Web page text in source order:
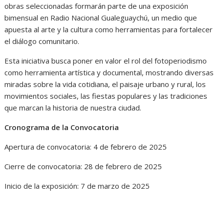
obras seleccionadas formarán parte de una exposición
bimensual en Radio Nacional Gualeguaychú, un medio que
apuesta al arte y la cultura como herramientas para fortalecer
el diálogo comunitario.
Esta iniciativa busca poner en valor el rol del fotoperiodismo
como herramienta artística y documental, mostrando diversas
miradas sobre la vida cotidiana, el paisaje urbano y rural, los
movimientos sociales, las fiestas populares y las tradiciones
que marcan la historia de nuestra ciudad.
Cronograma de la Convocatoria
Apertura de convocatoria: 4 de febrero de 2025
Cierre de convocatoria: 28 de febrero de 2025
Inicio de la exposición: 7 de marzo de 2025